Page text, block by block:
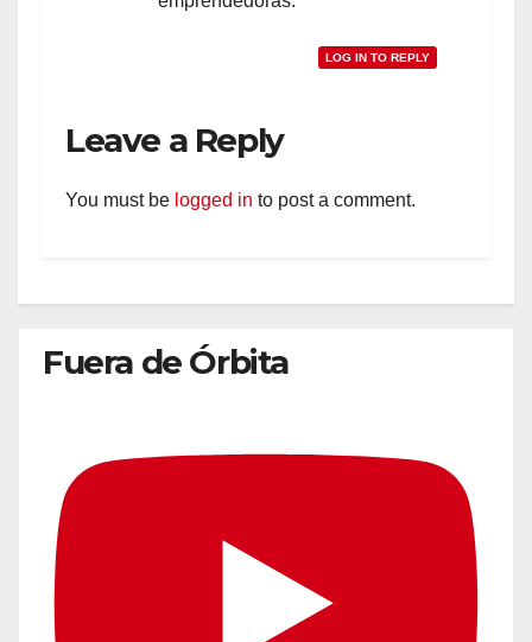
LOG IN TO REPLY
Leave a Reply
You must be logged in to post a comment.
Fuera de Órbita